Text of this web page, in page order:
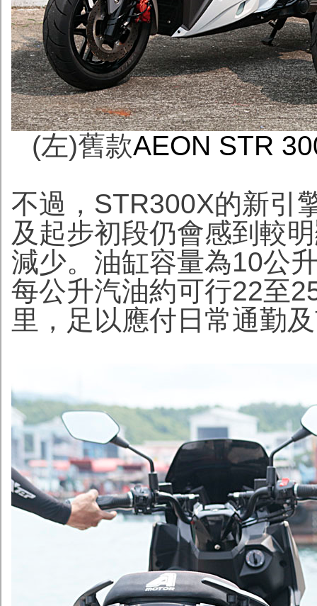
(左)舊款AEON STR
不過，STR300X的新引
及起步初段仍會感到較
減少。油缸容量為10公
每公升汽油約可行22至
里，足以應付日常通勤